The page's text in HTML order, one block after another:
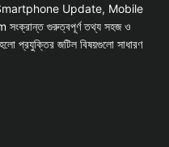
Smartphone Update, Mobile
গুরুত্বপূর্ণ তথ্য সহজ ও
প্রযুক্তির জটিল বিষয়গুলো সাধারণ